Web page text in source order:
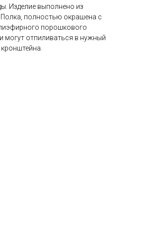
Изделие выполнено из
полностью окрашена с
порошкового
могут отпиливаться в нужный